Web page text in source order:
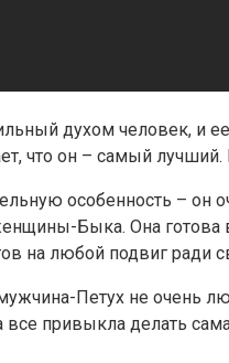
духом человек, и ее
что он – самый
особенность – он
Быка. Она готова
на любой подвиг ради
Петух не очень
все привыкла делать